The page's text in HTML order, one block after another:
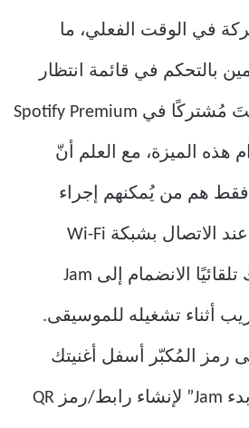
في الوقت الفعلي، ما
بالتحكم في قائمة انتظار
الموسيقى. سواءً كنتَ مُشتركًا في Spotify Premium
هذه الميزة، مع العلم أنّ
مُشتركي Premium فقط هم من يُمكنهم إجراء
جلسة Jam عن بُعد. عند الاتصال بشبكة Wi-Fi
نفسها، سيُطلب منك تلقائيًا الانضمام إلى Jam
أثناء تشغيله للموسيقى.
رمز المُكبّر أسفل أغنيتك
الحالية وانقر على “بدء Jam” لإنشاء رابط/رمز QR